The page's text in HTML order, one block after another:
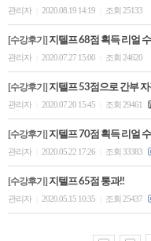
관리자 2020.08.19 14:19 조회 25133
[수강후기] 지텔프 68점 획득 리얼
관리자 2020.07.27 15:00 조회 24620
[수강후기] 지텔프 53점으로 간부
관리자 2020.07.20 15:45 조회 29461
[수강후기] 지텔프 70점 획득 리얼
관리자 2020.05.22 17:26 조회 33383
[수강후기] 지텔프 65점 통과!!
관리자 2020.05.15 10:35 조회 25437